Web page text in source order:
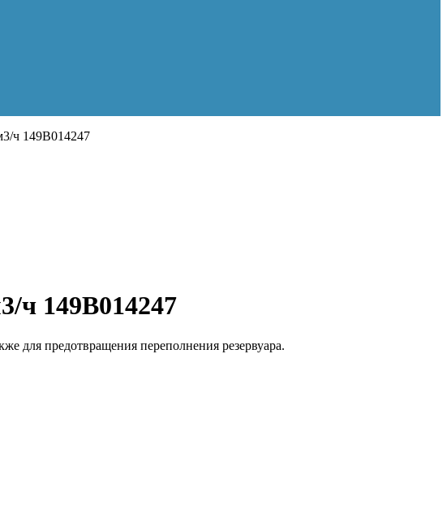
ч 149B014247
ч 149B014247
для предотвращения переполнения резервуара.